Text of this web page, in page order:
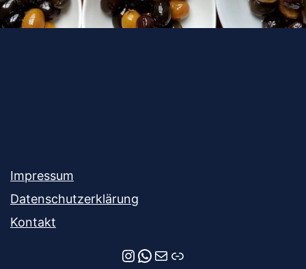
Impressum
Datenschutzerklärung
Kontakt
Instagram
WhatsApp
E-MailNewsletter-Anmeldung